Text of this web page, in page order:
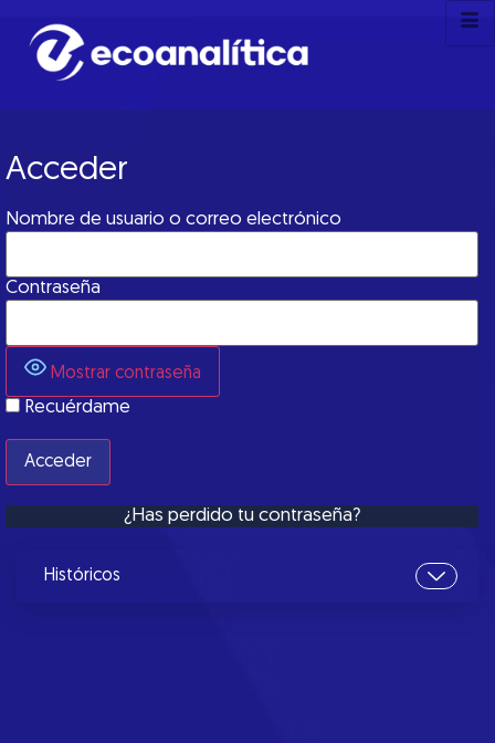
Acceder
Nombre de usuario o correo electrónico
Contraseña
Mostrar contraseña
Recuérdame
¿Has perdido tu contraseña?
Históricos